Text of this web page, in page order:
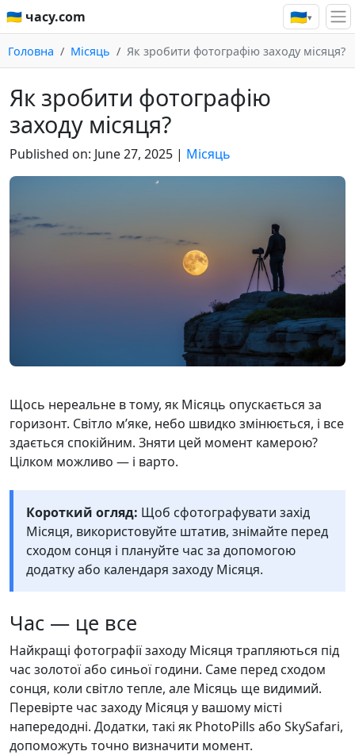
🇺🇦 часу.com 🇺🇦▾
Головна Місяць Як зробити фотографію заходу місяця?
Як зробити фотографію
заходу місяця?
Published on: June 27, 2025 | Місяць
Щось нереальне в тому, як Місяць опускається за
горизонт. Світло м’яке, небо швидко змінюється, і все
здається спокійним. Зняти цей момент камерою?
Цілком можливо — і варто.
Короткий огляд: Щоб сфотографувати захід
Місяця, використовуйте штатив, знімайте перед
сходом сонця і плануйте час за допомогою
додатку або календаря заходу Місяця.
Час — це все
Найкращі фотографії заходу Місяця трапляються під
час золотої або синьої години. Саме перед сходом
сонця, коли світло тепле, але Місяць ще видимий.
Перевірте час заходу Місяця у вашому місті
напередодні. Додатки, такі як PhotoPills або SkySafari,
допоможуть точно визначити момент.